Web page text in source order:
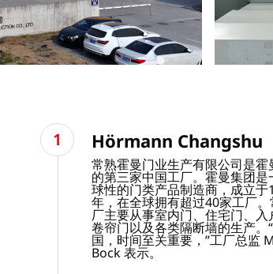
Hörmann Changshu
常熟霍曼门业生产有限公司是霍
的第三家中国工厂。霍曼集团是
球性的门类产品制造商，成立于
年，在全球拥有超过40家工厂
厂主要从事室内门、住宅门、入
卷帘门以及各类隔断墙的生产。
国，时间至关重要，”工厂总监
Bock 表示。